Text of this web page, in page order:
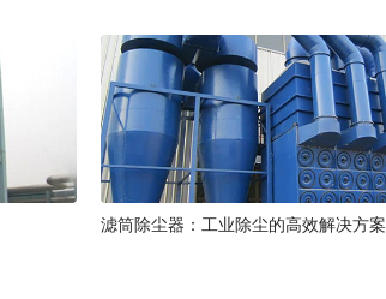
滤筒除尘器：工业除尘的高效解决方案